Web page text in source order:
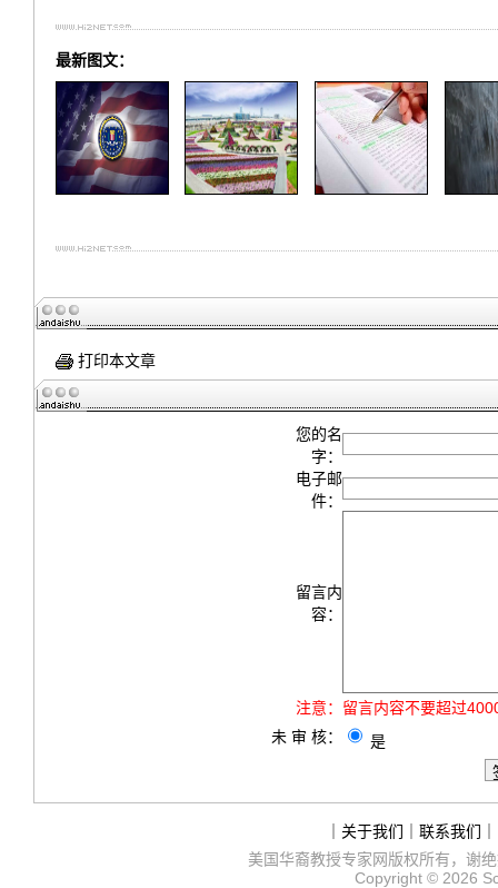
最新图文：
打印本文章
您的名
字：
电子邮
件：
留言内
容：
注意： 留言内容不要超过
未 审 核：
是
关于我们 联系我们
美国华裔教授专家网版权所有，谢
Copyright © 2026